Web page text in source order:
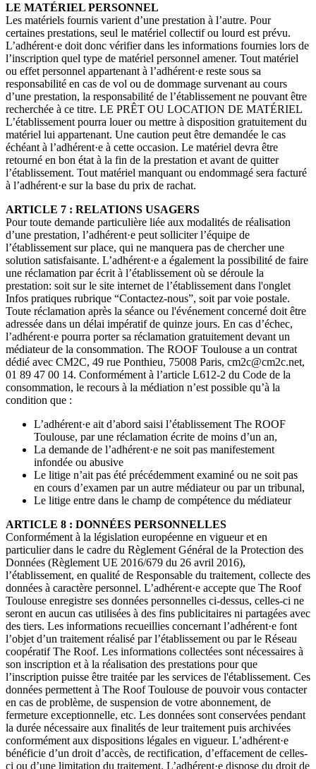
LE MATÉRIEL PERSONNEL
Les matériels fournis varient d’une prestation à l’autre. Pour
certaines prestations, seul le matériel collectif ou lourd est prévu.
L’adhérent·e doit donc vérifier dans les informations fournies lors de
l’inscription quel type de matériel personnel amener. Tout matériel
ou effet personnel appartenant à l’adhérent·e reste sous sa
responsabilité en cas de vol ou de dommage survenant au cours
d’une prestation, la responsabilité de l’établissement ne pouvant être
recherchée à ce titre. LE PRÊT OU LOCATION DE MATÉRIEL
L’établissement pourra louer ou mettre à disposition gratuitement du
matériel lui appartenant. Une caution peut être demandée le cas
échéant à l’adhérent·e à cette occasion. Le matériel devra être
retourné en bon état à la fin de la prestation et avant de quitter
l’établissement. Tout matériel manquant ou endommagé sera facturé
à l’adhérent·e sur la base du prix de rachat.
ARTICLE 7 : RELATIONS USAGERS
Pour toute demande particulière liée aux modalités de réalisation
d’une prestation, l’adhérent·e peut solliciter l’équipe de
l’établissement sur place, qui ne manquera pas de chercher une
solution satisfaisante. L’adhérent·e a également la possibilité de faire
une réclamation par écrit à l’établissement où se déroule la
prestation: soit sur le site internet de l’établissement dans l'onglet
Infos pratiques rubrique “Contactez-nous”, soit par voie postale.
Toute réclamation après la séance ou l'événement concerné doit être
adressée dans un délai impératif de quinze jours. En cas d’échec,
l’adhérent·e pourra porter sa réclamation gratuitement devant un
médiateur de la consommation. The ROOF Toulouse a un contrat
dédié avec CM2C, 49 rue Ponthieu, 75008 Paris, cm2c@cm2c.net,
01 89 47 00 14. Conformément à l’article L612-2 du Code de la
consommation, le recours à la médiation n’est possible qu’à la
condition que :
L’adhérent·e ait d’abord saisi l’établissement The ROOF
Toulouse, par une réclamation écrite de moins d’un an,
La demande de l’adhérent·e ne soit pas manifestement
infondée ou abusive
Le litige n’ait pas été précédemment examiné ou ne soit pas
en cours d’examen par un autre médiateur ou par un tribunal,
Le litige entre dans le champ de compétence du médiateur
ARTICLE 8 : DONNÉES PERSONNELLES
Conformément à la législation européenne en vigueur et en
particulier dans le cadre du Règlement Général de la Protection des
Données (Règlement UE 2016/679 du 26 avril 2016),
l’établissement, en qualité de Responsable du traitement, collecte des
données à caractère personnel. L’adhérent·e accepte que The Roof
Toulouse enregistre ses données personnelles ci-dessus, celles-ci ne
seront en aucun cas utilisées à des fins publicitaires ni partagées avec
des tiers. Les informations recueillies concernant l’adhérent·e font
l’objet d’un traitement réalisé par l’établissement ou par le Réseau
coopératif The Roof. Les informations collectées sont nécessaires à
son inscription et à la réalisation des prestations pour que
l’inscription puisse être traitée par les services de l'établissement. Ces
données permettent à The Roof Toulouse de pouvoir vous contacter
en cas de problème, de suspension de votre abonnement, de
fermeture exceptionnelle, etc. Les données sont conservées pendant
la durée nécessaire aux finalités de leur traitement puis archivées
conformément aux dispositions légales en vigueur. L’adhérent·e
bénéficie d’un droit d’accès, de rectification, d’effacement de celles-
ci ou d’une limitation du traitement. L’adhérent·e dispose du droit de